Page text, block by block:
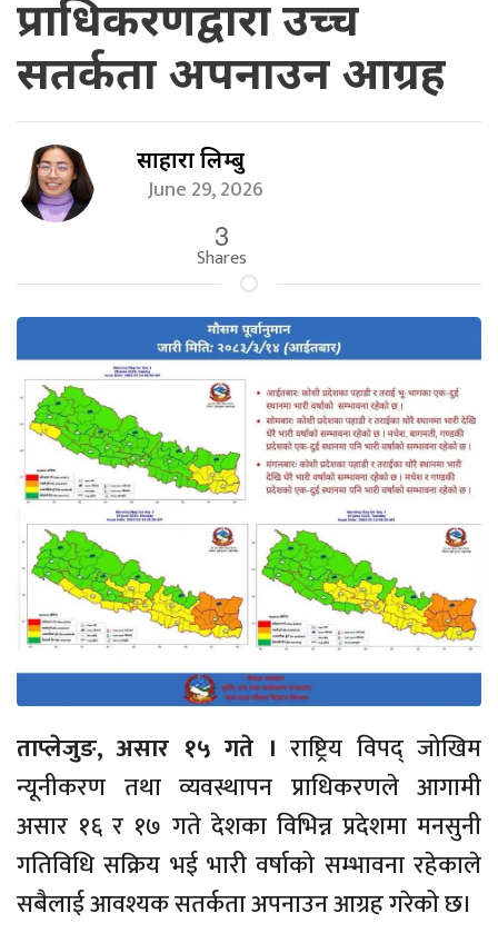
प्राधिकरणद्वारा उच्च
सतर्कता अपनाउन आग्रह
साहारा लिम्बु
June 29, 2026
3
Shares
ताप्लेजुङ, असार १५ गते । राष्ट्रिय विपद् जोखिम
न्यूनीकरण तथा व्यवस्थापन प्राधिकरणले आगामी
असार १६ र १७ गते देशका विभिन्न प्रदेशमा मनसुनी
गतिविधि सक्रिय भई भारी वर्षाको सम्भावना रहेकाले
सबैलाई आवश्यक सतर्कता अपनाउन आग्रह गरेको छ।